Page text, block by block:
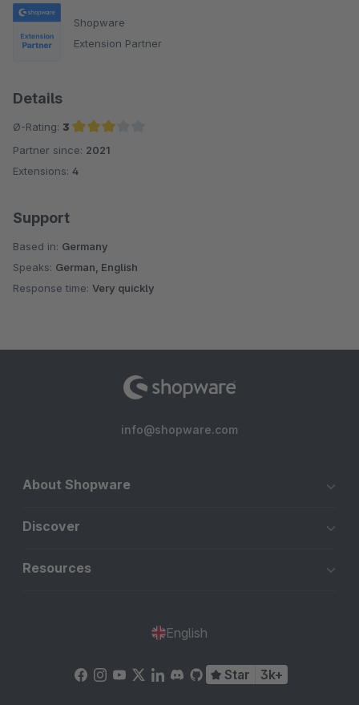
es mich gerne wissen :)
Edit 13.03.2024 22:20: Version 2.0.3 mit
entsprechendem Bugfix veröffentlicht.
entsprechendem Bugfix veröffentlicht.
Shopware
Extension Partner
Details
Ø-Rating: 3
Average rating of 3 out of 5 stars
Partner since: 2021
Extensions: 4
Support
Based in: Germany
Speaks: German, English
Response time: Very quickly
info@shopware.com
About Shopware
Discover
Resources
English
Star 3k+